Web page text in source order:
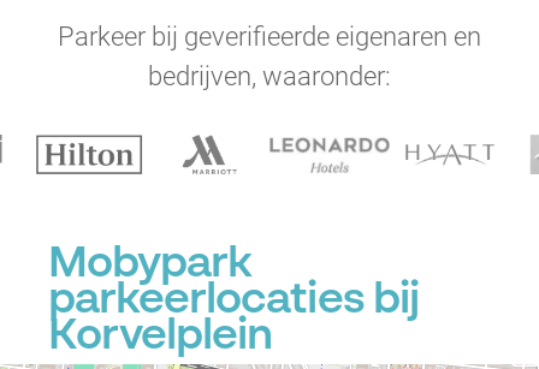
Parkeer bij geverifieerde eigenaren en
bedrijven, waaronder:
Mobypark
parkeerlocaties bij
Korvelplein